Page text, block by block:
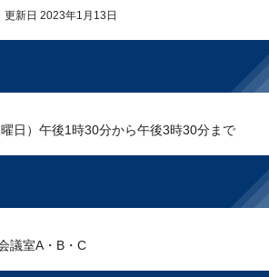
新日 2023年1月13日
日）午後1時30分から午後3時30分まで
議室A・B・C